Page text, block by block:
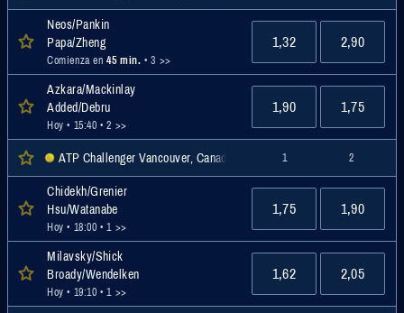
Neos/Pankin
Papa/Zheng
Comienza en 45 min. • 3 >>
1,32 2,90
Azkara/Mackinlay
Added/Debru
Hoy • 15:40 • 2 >>
1,90 1,75
ATP Challenger Vancouver, Canadá Dobles Masc., Challenger
1 2
Chidekh/Grenier
Hsu/Watanabe
Hoy • 18:00 • 1 >>
1,75 1,90
Milavsky/Shick
Broady/Wendelken
Hoy • 19:10 • 1 >>
1,62 2,05